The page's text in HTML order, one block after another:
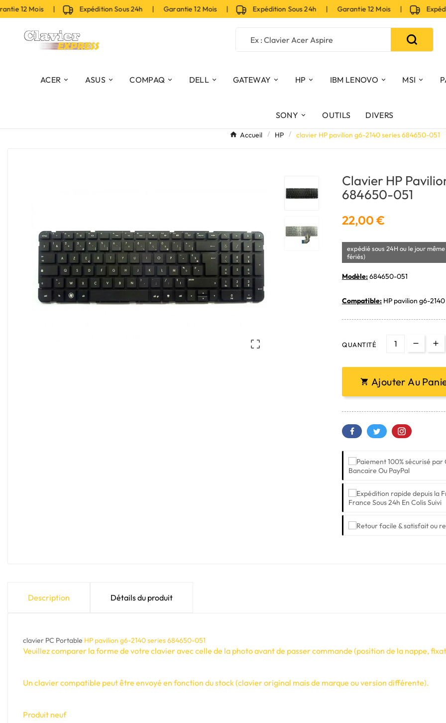
12 Mois | Expédition Sous 24h | Garantie 12 Mois | Expédition Sous 24h | Garantie 12 Mois |
ACER ASUS COMPAQ DELL GATEWAY HP IBM LENOVO MSI
SONY OUTILS DIVERS
Accueil HP clavier HP pavilion g6-2140 series 684650-051

Clavier HP
684650-051
22,00 €
expédié sous 24H ou le jour
fériés)
Modèle:684650-051
Compatible: HP pavilion g6-
QUANTITÉ
 Ajouter Au
Bancaire Ou PayPal
France Sous 24h En Colis Suivi
Description Détails du produit
clavier PC Portable HP pavilion g6-2140 series 684650-051
Veuillez comparer la forme de votre clavier avec celle de la photo avant de passer commande (position de la nappe,
Un clavier compatible peut être envoyé en fonction du stock (clavier original mais de marque ou version différente).
Produit neuf